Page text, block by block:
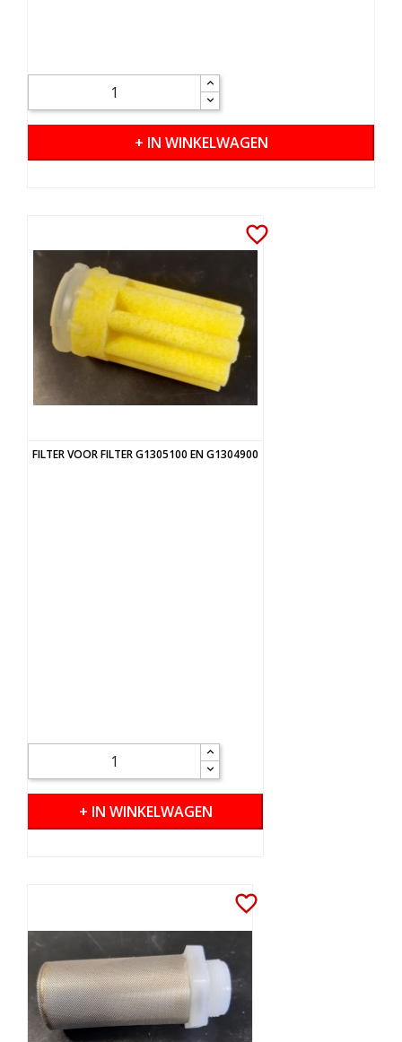
+ IN WINKELWAGEN
favorite_border
FILTER VOOR FILTER G1305100 EN G1304900
+ IN WINKELWAGEN
favorite_border